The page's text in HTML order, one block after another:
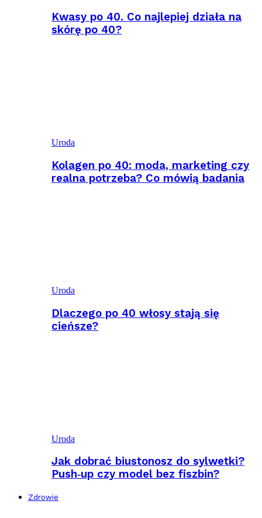
Kwasy po 40. Co najlepiej działa na
skórę po 40?
Uroda
Kolagen po 40: moda, marketing czy
realna potrzeba? Co mówią badania
Uroda
Dlaczego po 40 włosy stają się
cieńsze?
Uroda
Jak dobrać biustonosz do sylwetki?
Push‑up czy model bez fiszbin?
Zdrowie